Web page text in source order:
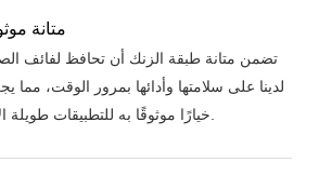
متانة
تضمن متانة طبقة الزنك أن تحافظ لفائف
لدينا على سلامتها وأدائها بمرور الوقت، مما